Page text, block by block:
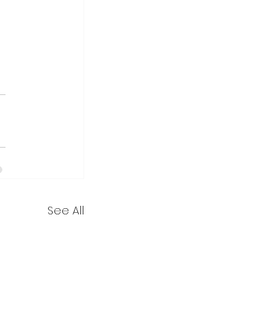
See All